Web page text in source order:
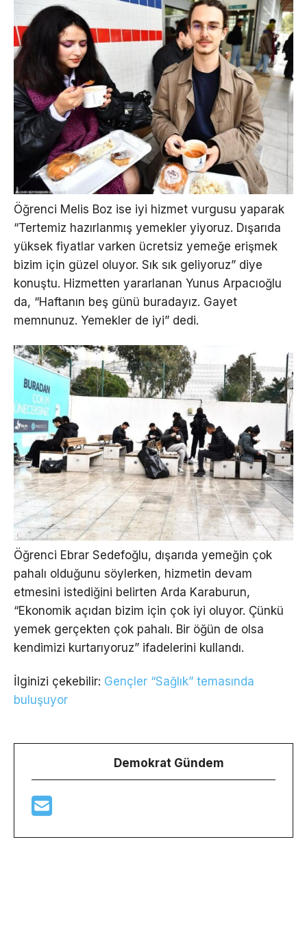
Öğrenci Melis Boz ise iyi hizmet vurgusu yaparak
“Tertemiz hazırlanmış yemekler yiyoruz. Dışarıda
yüksek fiyatlar varken ücretsiz yemeğe erişmek
bizim için güzel oluyor. Sık sık geliyoruz” diye
konuştu. Hizmetten yararlanan Yunus Arpacıoğlu
da, “Haftanın beş günü buradayız. Gayet
memnunuz. Yemekler de iyi” dedi.
Öğrenci Ebrar Sedefoğlu, dışarıda yemeğin çok
pahalı olduğunu söylerken, hizmetin devam
etmesini istediğini belirten Arda Karaburun,
“Ekonomik açıdan bizim için çok iyi oluyor. Çünkü
yemek gerçekten çok pahalı. Bir öğün de olsa
kendimizi kurtarıyoruz” ifadelerini kullandı.
İlginizi çekebilir: Gençler “Sağlık” temasında
buluşuyor
Demokrat Gündem